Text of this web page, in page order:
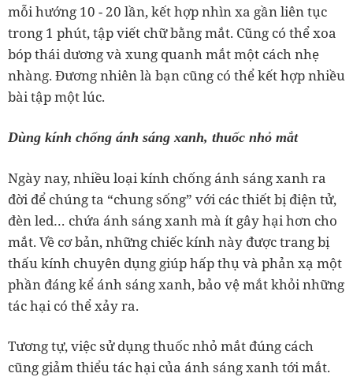
mỗi hướng 10 - 20 lần, kết hợp nhìn xa gần liên tục
trong 1 phút, tập viết chữ bằng mắt. Cũng có thể xoa
bóp thái dương và xung quanh mắt một cách nhẹ
nhàng. Đương nhiên là bạn cũng có thể kết hợp nhiều
bài tập một lúc.
Dùng kính chống ánh sáng xanh, thuốc nhỏ mắt
Ngày nay, nhiều loại kính chống ánh sáng xanh ra
đời để chúng ta “chung sống” với các thiết bị điện tử,
đèn led… chứa ánh sáng xanh mà ít gây hại hơn cho
mắt. Về cơ bản, những chiếc kính này được trang bị
thấu kính chuyên dụng giúp hấp thụ và phản xạ một
phần đáng kể ánh sáng xanh, bảo vệ mắt khỏi những
tác hại có thể xảy ra.
Tương tự, việc sử dụng thuốc nhỏ mắt đúng cách
cũng giảm thiểu tác hại của ánh sáng xanh tới mắt.